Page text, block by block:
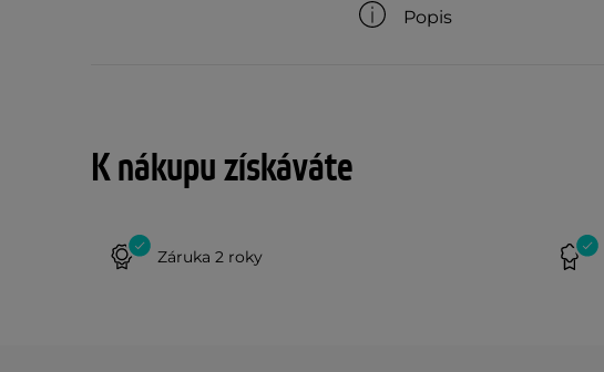
Popis
K nákupu získáváte
Záruka 2 roky